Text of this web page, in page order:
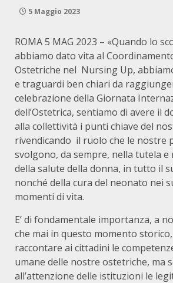
5 Maggio 2023
ROMA 5 MAG 2023 – «Quando lo
abbiamo dato vita al
Ostetriche nel Nursing Up,
e traguardi ben chiari da
celebrazione della Giornata
dell’Ostetrica, sentiamo di avere il
alla collettività i punti chiave del
rivendicando il ruolo che le nostre
svolgono, da sempre, nella tutela
della salute della donna, in tutto il
nonché della cura del neonato nei
momenti di vita.
E’ di fondamentale importanza, a
che mai in questo momento
raccontare ai cittadini le
umane delle nostre ostetriche, ma
all’attenzione delle istituzioni le